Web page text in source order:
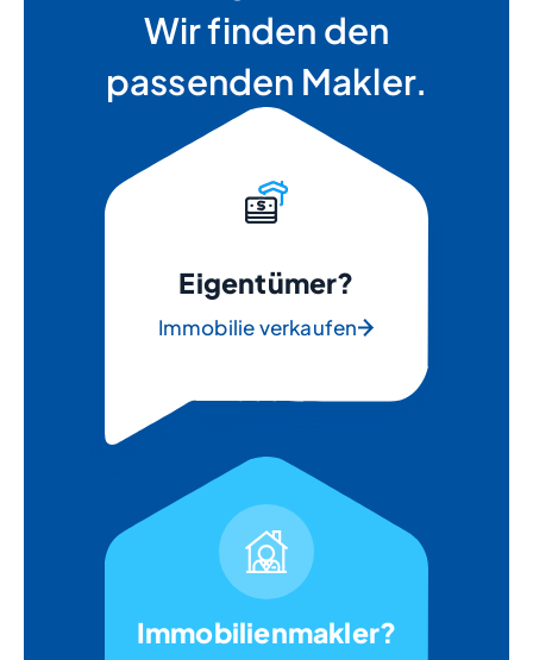
Wir finden den
passenden Makler.
Eigentümer?
Immobilie verkaufen
Immobilienmakler?